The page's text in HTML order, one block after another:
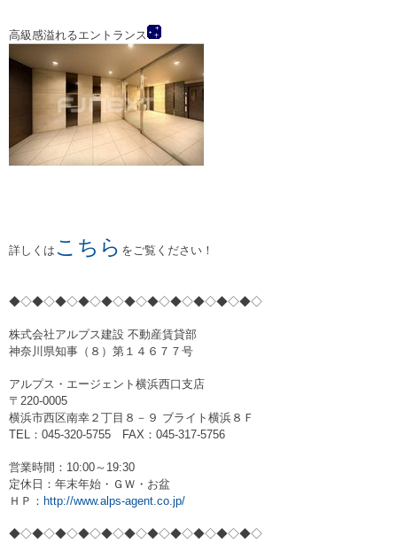
高級感溢れるエントランス
詳しくは こちら をご覧ください！
◆◇◆◇◆◇◆◇◆◇◆◇◆◇◆◇◆◇◆◇◆◇
株式会社アルプス建設 不動産賃貸部
神奈川県知事（８）第１４６７７号
アルプス・エージェント横浜西口支店
〒220-0005
横浜市西区南幸２丁目８－９ ブライト横浜８Ｆ
TEL：045-320-5755 FAX：045-317-5756
営業時間：10:00～19:30
定休日：年末年始・ＧＷ・お盆
ＨＰ： http://www.alps-agent.co.jp/
◆◇◆◇◆◇◆◇◆◇◆◇◆◇◆◇◆◇◆◇◆◇